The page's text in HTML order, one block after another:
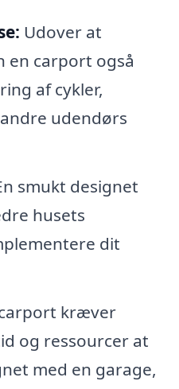
Udover at
en carport også
af cykler,
udendørs
smukt designet
husets
dit
kræver
og ressourcer at
med en garage,